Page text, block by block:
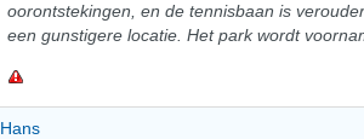
oorontstekingen, en de tennisbaan is
een gunstigere locatie. Het park wordt
Hans